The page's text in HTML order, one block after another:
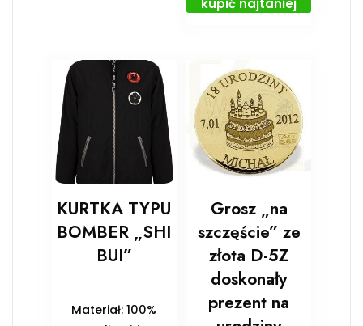
kupić najtaniej
KURTKA TYPU
BOMBER „SHI
BUI”
Materiał: 100%
Grosz „na
szczęście” ze
złota D-5Z
doskonały
prezent na